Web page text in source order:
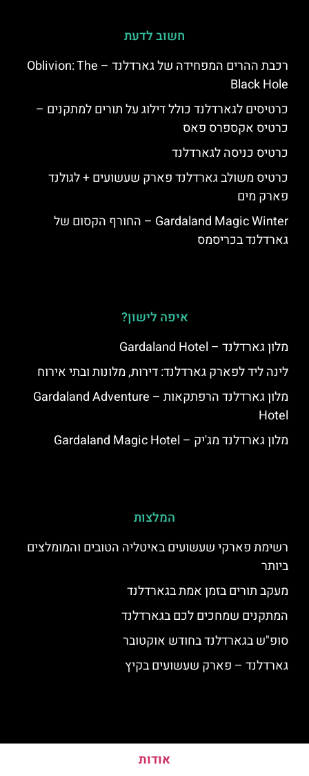
חשוב לדעת
רכבת ההרים המפחידה של גארדלנד – Oblivion: The
Black Hole
כרטיסים לגארדלנד כולל דילוג על תורים למתקנים –
כרטיס אקספרס פאס
כרטיס כניסה לגארדלנד
כרטיס משולב גארדלנד פארק שעשועים + לגולנד
פארק מים
Gardaland Magic Winter – החורף הקסום של
גארדלנד בכריסמס
איפה לישון?
מלון גארדלנד – Gardaland Hotel
לינה ליד לפארק גארדלנד: דירות, מלונות ובתי אירוח
מלון גארדלנד הרפתקאות – Gardaland Adventure
Hotel
מלון גארדלנד מג'יק – Gardaland Magic Hotel
המלצות
רשימת פארקי שעשועים באיטליה הטובים והמומלצים
ביותר
מעקב תורים בזמן אמת בגארדלנד
המתקנים שמחכים לכם בגארדלנד
סופ"ש בגארדלנד בחודש אוקטובר
גארדלנד – פארק שעשועים בקיץ
אודות